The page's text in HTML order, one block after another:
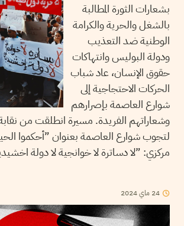
بشعارات الثورة المطالبة
بالشغل والحرية والكرامة
الوطنية ضد التعذيب
ودولة البوليس وانتهاكات
حقوق الإنسان، عاد شباب
الحركات الاحتجاجية إلى
شوارع العاصمة بإصرارهم
وشعاراتهم الفريدة. مسيرة انطلقت من
لتجوب شوارع العاصمة بعنوان ”أحكموا
مركزي: ”لا دساترة لا خوانجية لا دولة
24 ماي2024